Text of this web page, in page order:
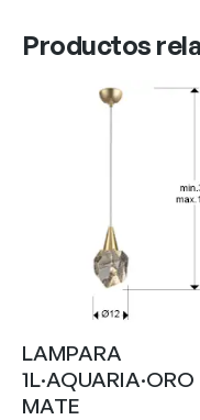
Productos
LAMPARA
1L·AQUARIA·ORO
MATE